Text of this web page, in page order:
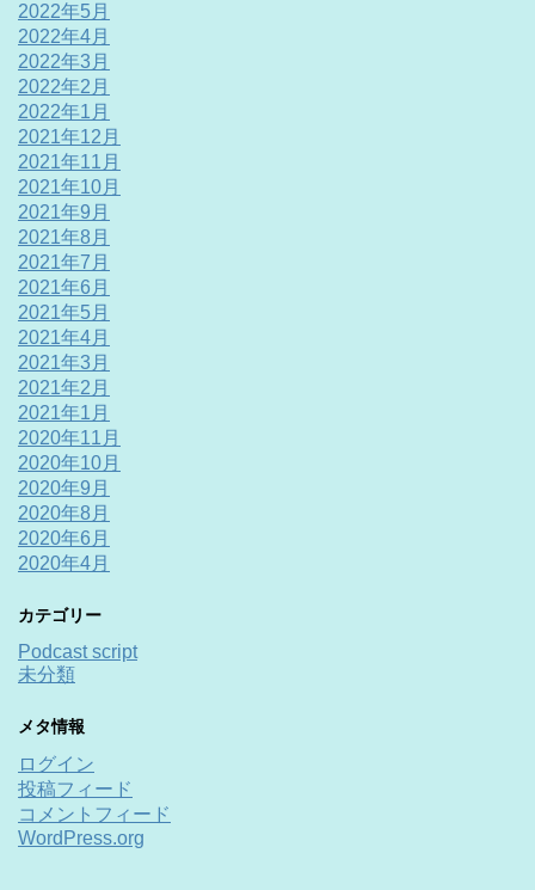
2022年5月
2022年4月
2022年3月
2022年2月
2022年1月
2021年12月
2021年11月
2021年10月
2021年9月
2021年8月
2021年7月
2021年6月
2021年5月
2021年4月
2021年3月
2021年2月
2021年1月
2020年11月
2020年10月
2020年9月
2020年8月
2020年6月
2020年4月
カテゴリー
Podcast script
未分類
メタ情報
ログイン
投稿フィード
コメントフィード
WordPress.org